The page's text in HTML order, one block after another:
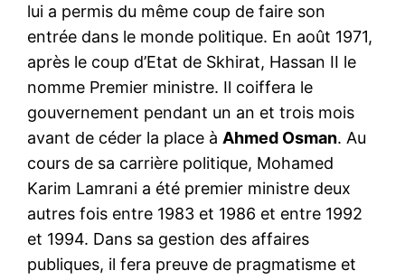
lui a permis du même coup de faire son
entrée dans le monde politique. En août 1971,
après le coup d’Etat de Skhirat, Hassan II le
nomme Premier ministre. Il coiffera le
gouvernement pendant un an et trois mois
avant de céder la place à Ahmed Osman. Au
cours de sa carrière politique, Mohamed
Karim Lamrani a été premier ministre deux
autres fois entre 1983 et 1986 et entre 1992
et 1994. Dans sa gestion des affaires
publiques, il fera preuve de pragmatisme et